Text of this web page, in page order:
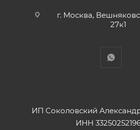
г. Москва,
27к1
ИП Соколовский
ИНН